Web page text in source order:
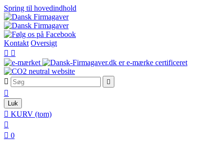
Spring til hovedindhold
Kontakt Oversigt
 
 

Luk
 KURV (tom)

 0